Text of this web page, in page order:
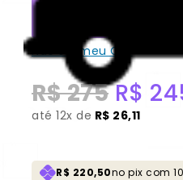
Não sei meu CEP
R$275R$
até 12x de R$ 26,11
R$ 220,50no pix com